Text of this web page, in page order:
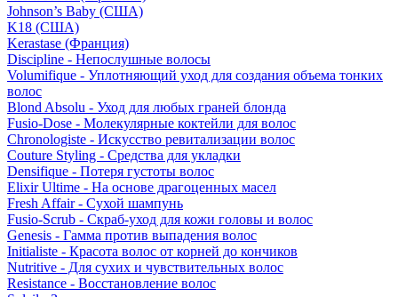
Johnson’s Baby (США)
K18 (США)
Kerastase (Франция)
Discipline - Непослушные волосы
Volumifique - Уплотняющий уход для создания объема тонких
волос
Blond Absolu - Уход для любых граней блонда
Fusio-Dose - Молекулярные коктейли для волос
Chronologiste - Искусство ревитализации волос
Couture Styling - Средства для укладки
Densifique - Потеря густоты волос
Elixir Ultime - На основе драгоценных масел
Fresh Affair - Сухой шампунь
Fusio-Scrub - Скраб-уход для кожи головы и волос
Genesis - Гамма против выпадения волос
Initialiste - Красота волос от корней до кончиков
Nutritive - Для сухих и чувствительных волос
Resistance - Восстановление волос